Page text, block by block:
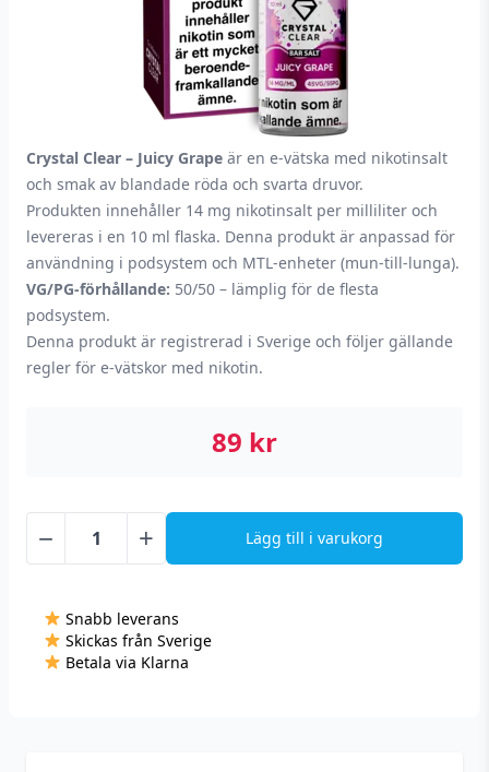
Crystal Clear – Juicy Grape är en e-vätska med nikotinsalt
och smak av blandade röda och svarta druvor.
Produkten innehåller 14 mg nikotinsalt per milliliter och
levereras i en 10 ml flaska. Denna produkt är anpassad för
användning i podsystem och MTL-enheter (mun-till-lunga).
VG/PG-förhållande: 50/50 – lämplig för de flesta
podsystem.
Denna produkt är registrerad i Sverige och följer gällande
regler för e-vätskor med nikotin.
89 kr
−
Crystal
Juicy
Grape
+ Lägg till i varukorg
Snabb leverans
Skickas från Sverige
Betala via Klarna